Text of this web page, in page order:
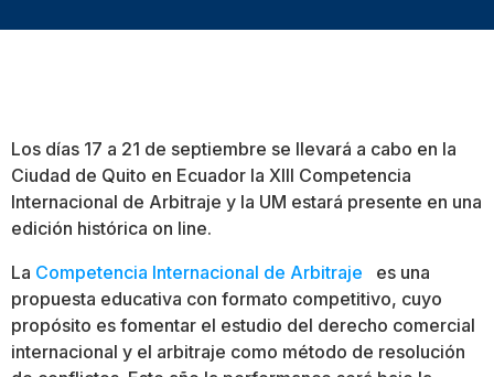
Los días 17 a 21 de septiembre se llevará a cabo en la
Ciudad de Quito en Ecuador la XIII Competencia
Internacional de Arbitraje y la UM estará presente en una
edición histórica on line.
La Competencia Internacional de Arbitraje
es una
propuesta educativa con formato competitivo, cuyo
propósito es fomentar el estudio del derecho comercial
internacional y el arbitraje como método de resolución